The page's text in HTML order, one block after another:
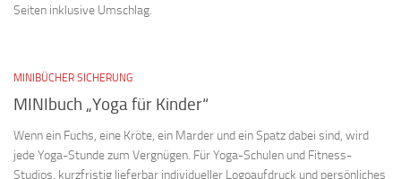
Seiten inklusive Umschlag.
MINIBÜCHER SICHERUNG
MINIbuch „Yoga für Kinder“
Wenn ein Fuchs, eine Kröte, ein Marder und ein Spatz dabei sind, wird
jede Yoga-Stunde zum Vergnügen. Für Yoga-Schulen und Fitness-
Studios. kurzfristig lieferbar individueller Logoaufdruck und persönliches